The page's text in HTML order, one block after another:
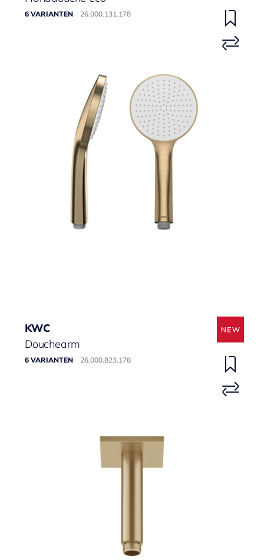
6 VARIANTEN 26.000.131.178
KWC
Douchearm
6 VARIANTEN 26.000.823.178